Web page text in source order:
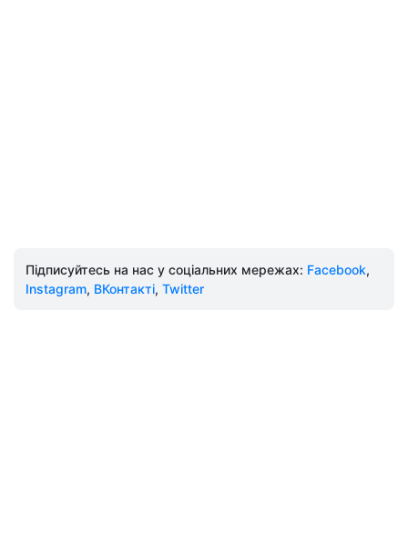
Підписуйтесь на нас у соціальних мережах: Facebook,
Instagram, ВКонтакті, Twitter